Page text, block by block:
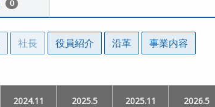
0
社長 役員紹介 沿革 事業内容
2016.5 2016.11 2017.5 2017.11
2024.11 2025.5 2025.11 2026.5
2016.5 2016.11 2017.5 2017.11
2024.11 2025.5 2025.11 2026.5